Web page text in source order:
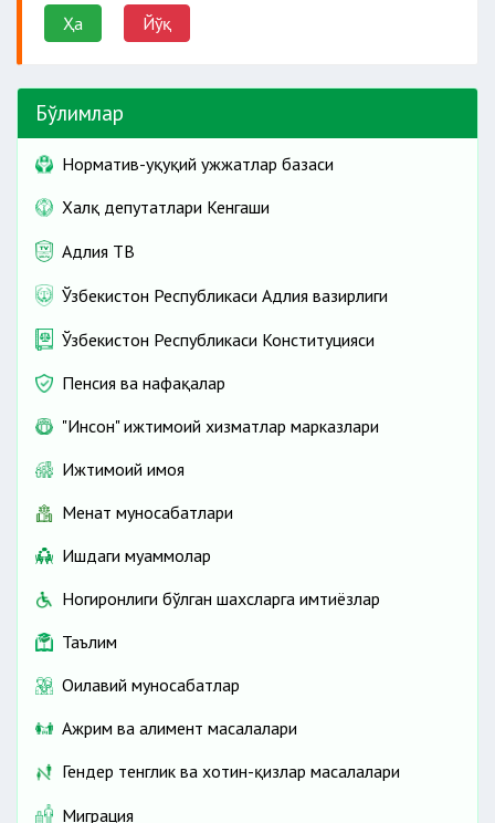
бориш
Ҳа Йўқ
Бўлимлар
Норматив-ҳуқуқий ҳужжатлар базаси
Халқ депутатлари Кенгаши
Адлия ТВ
Ўзбекистон Республикаси Адлия вазирлиги
Ўзбекистон Республикаси Конституцияси
Пенсия ва нафақалар
"Инсон" ижтимоий хизматлар марказлари
Ижтимоий ҳимоя
Меҳнат муносабатлари
Ишдаги муаммолар
Ногиронлиги бўлган шахсларга имтиёзлар
Таълим
Оилавий муносабатлар
Ажрим ва алимент масалалари
Гендер тенглик ва хотин-қизлар масалалари
Миграция